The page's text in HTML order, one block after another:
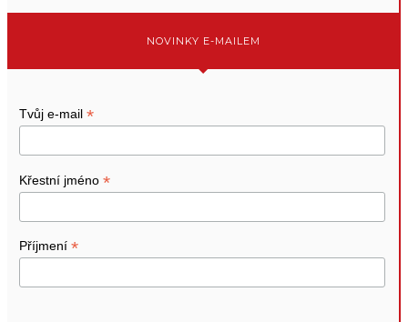
NOVINKY E-MAILEM
Tvůj e-mail *
Křestní jméno *
Příjmení *